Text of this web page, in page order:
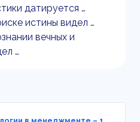
датируется …
истины видел …
вечных и
…